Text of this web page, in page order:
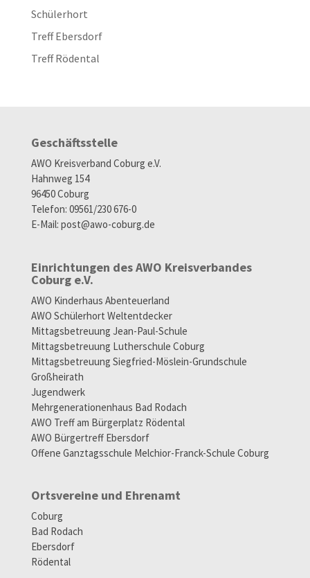
Schülerhort
Treff Ebersdorf
Treff Rödental
Geschäftsstelle
AWO Kreisverband Coburg e.V.
Hahnweg 154
96450 Coburg
Telefon: 09561/230 676-0
E-Mail: post@awo-coburg.de
Einrichtungen des AWO Kreisverbandes
Coburg e.V.
AWO Kinderhaus Abenteuerland
AWO Schülerhort Weltentdecker
Mittagsbetreuung Jean-Paul-Schule
Mittagsbetreuung Lutherschule Coburg
Mittagsbetreuung Siegfried-Möslein-Grundschule
Großheirath
Jugendwerk
Mehrgenerationenhaus Bad Rodach
AWO Treff am Bürgerplatz Rödental
AWO Bürgertreff Ebersdorf
Offene Ganztagsschule Melchior-Franck-Schule Coburg
Ortsvereine und Ehrenamt
Coburg
Bad Rodach
Ebersdorf
Rödental